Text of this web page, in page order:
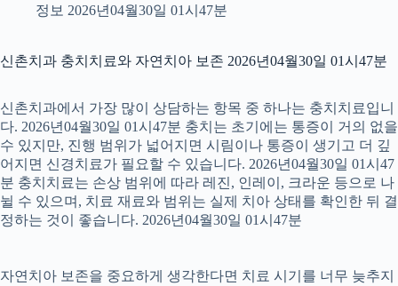
정보 2026년04월30일 01시47분
신촌치과 충치치료와 자연치아 보존 2026년04월30일 01시47분
신촌치과에서 가장 많이 상담하는 항목 중 하나는 충치치료입니
다. 2026년04월30일 01시47분 충치는 초기에는 통증이 거의 없을
수 있지만, 진행 범위가 넓어지면 시림이나 통증이 생기고 더 깊
어지면 신경치료가 필요할 수 있습니다. 2026년04월30일 01시47
분 충치치료는 손상 범위에 따라 레진, 인레이, 크라운 등으로 나
뉠 수 있으며, 치료 재료와 범위는 실제 치아 상태를 확인한 뒤 결
정하는 것이 좋습니다. 2026년04월30일 01시47분
자연치아 보존을 중요하게 생각한다면 치료 시기를 너무 늦추지